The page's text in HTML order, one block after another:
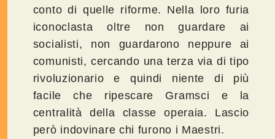
conto di quelle riforme. Nella loro furia
iconoclasta oltre non guardare ai
socialisti, non guardarono neppure ai
comunisti, cercando una terza via di tipo
rivoluzionario e quindi niente di più
facile che ripescare Gramsci e la
centralità della classe operaia. Lascio
però indovinare chi furono i Maestri.